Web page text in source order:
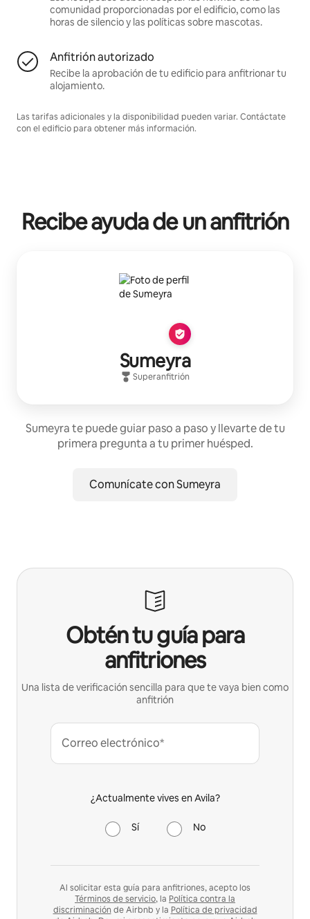
comunidad proporcionadas por el edificio, como las
horas de silencio y las políticas sobre mascotas.
Anfitrión autorizado
Recibe la aprobación de tu edificio para anfitrionar tu
alojamiento.
Las tarifas adicionales y la disponibilidad pueden variar. Contáctate
con el edificio para obtener más información.
Recibe ayuda de un anfitrión
Sumeyra
Superanfitrión
Sumeyra te puede guiar paso a paso y llevarte de tu
primera pregunta a tu primer huésped.
Comunícate con Sumeyra
Obtén tu guía para
anfitriones
Una lista de verificación sencilla para que te vaya bien como
anfitrión
Correo electrónico*
¿Actualmente vives en Avila?
Sí No
Al solicitar esta guía para anfitriones, acepto los
Términos de servicio, la Política contra la
discriminación de Airbnb y la Política de privacidad